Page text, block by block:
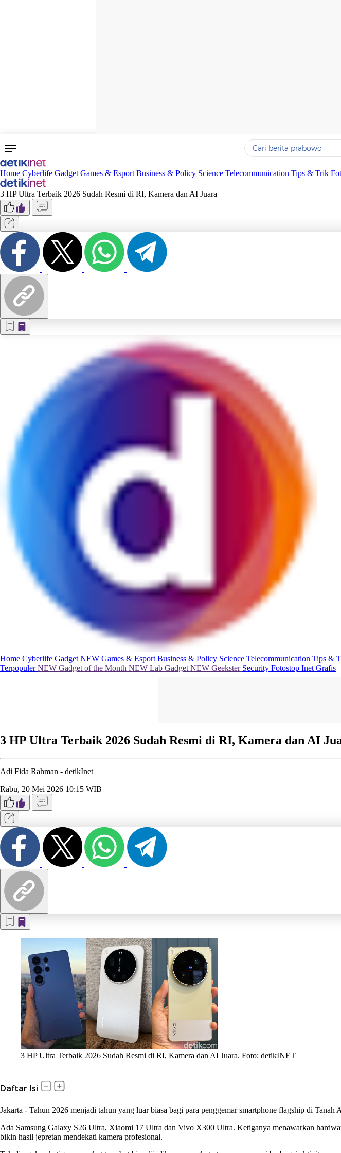
Yang sedang ramai dicari
Terakhir yang dicari
Home Cyberlife Gadget Games & Esport Business & Policy Science Telecommunication Tips & Trik
3 HP Ultra Terbaik 2026 Sudah Resmi di RI, Kamera dan AI Juara
Home Cyberlife Gadget NEW Games & Esport Business & Policy Science Telecommunication Tips &
TerpopulerNEW Gadget of the Month NEW Lab Gadget NEW Geekster Security Fotostop Inet Grafis
3 HP Ultra Terbaik 2026 Sudah Resmi di RI, Kamera dan AI
Adi Fida Rahman - detikInet
Rabu, 20 Mei 2026 10:15 WIB
3 HP Ultra Terbaik 2026 Sudah Resmi di RI, Kamera dan AI Juara. Foto: detikINET
Daftar Isi
Jakarta - Tahun 2026 menjadi tahun yang luar biasa bagi para penggemar smartphone flagship di
Ada Samsung Galaxy S26 Ultra, Xiaomi 17 Ultra dan Vivo X300 Ultra. Ketiganya menawarkan
bikin hasil jepretan mendekati kamera profesional.